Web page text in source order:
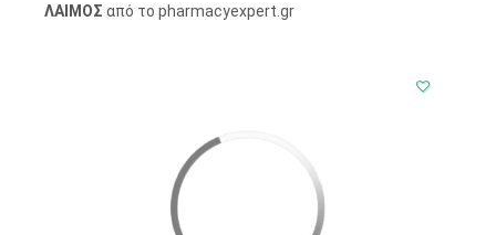
ΛΑΙΜΟΣ από το pharmacyexpert.gr